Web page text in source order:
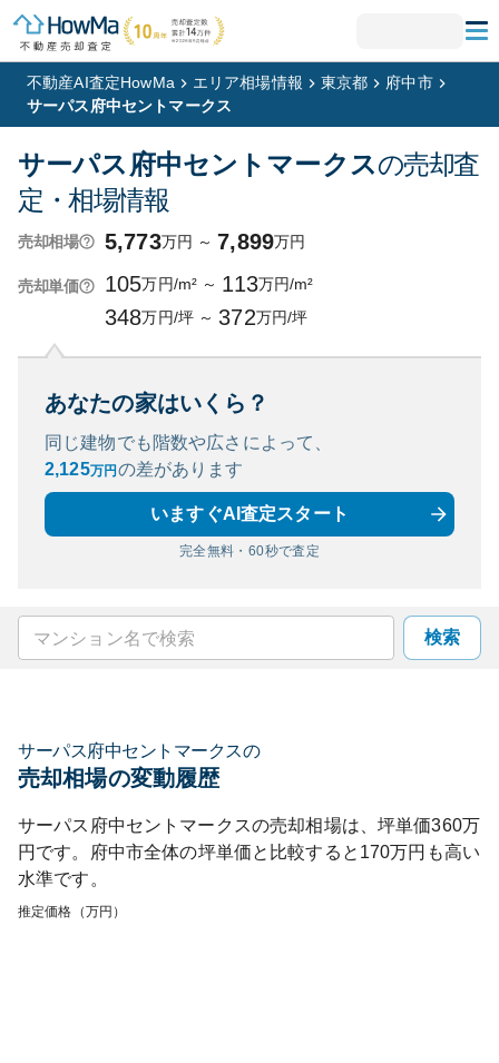
不動産AI査定HowMa エリア相場情報 東京都
府中市
サーパス府中セントマークス
サーパス府中セントマークスの売却査
定・相場情報
売却相場 5,773万円 ～ 7,899万円
売却単価 105万円/m² ～ 113万円/m²
348万円/坪 ～ 372万円/坪
あなたの家はいくら？
同じ建物でも階数や広さによって、
2,125万円 の差があります
いますぐAI査定スタート
完全無料・60秒で査定
検索
サーパス府中セントマークスの
売却相場の変動履歴
サーパス府中セントマークスの売却相場は、坪単価360万
円です。
府中市全体の坪単価と比較すると 170万円も高い
水準です。
推定価格（万円）